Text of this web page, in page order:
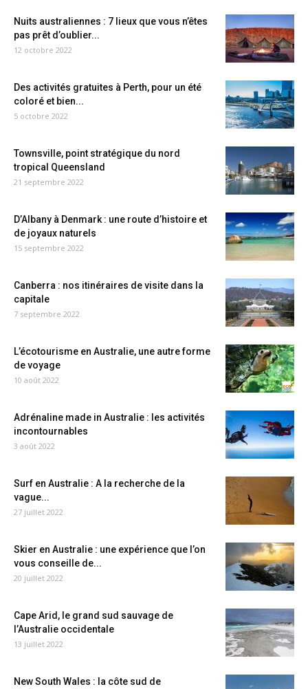
Nuits australiennes : 7 lieux que vous n’êtes
pas prêt d’oublier...
12 octobre 2022
Des activités gratuites à Perth, pour un été
coloré et bien...
5 octobre 2022
Townsville, point stratégique du nord
tropical Queensland
21 septembre 2022
D’Albany à Denmark : une route d’histoire et
de joyaux naturels
15 septembre 2022
Canberra : nos itinéraires de visite dans la
capitale
7 septembre 2022
L’écotourisme en Australie, une autre forme
de voyage
10 août 2022
Adrénaline made in Australie : les activités
incontournables
3 août 2022
Surf en Australie : A la recherche de la
vague...
27 juillet 2022
Skier en Australie : une expérience que l’on
vous conseille de...
20 juillet 2022
Cape Arid, le grand sud sauvage de
l’Australie occidentale
13 juillet 2022
New South Wales : la côte sud de